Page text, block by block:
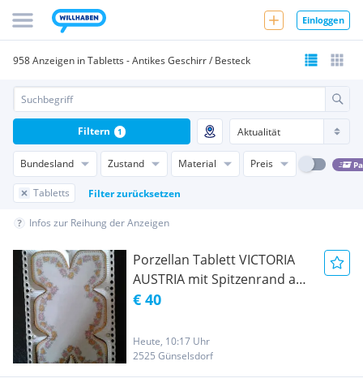
Einloggen
958 Anzeigen in Tabletts - Antikes Geschirr / Besteck
Bundesland Zustand Material Preis
Tabletts Filter zurücksetzen
Filtern 1
Infos zur Reihung der Anzeigen
Porzellan Tablett VICTORIA
AUSTRIA mit Spitzenrand aus
den 1891 - 1918
€ 40
Heute, 10:17 Uhr
2525 Günselsdorf